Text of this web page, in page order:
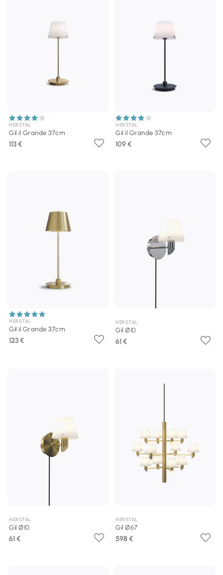
HERSTAL
Gil il Grande 37cm
113 €
HERSTAL
Gil il Grande 37cm
109 €
HERSTAL
Gil il Grande 37cm
123 €
HERSTAL
Gil Ø10
61 €
HERSTAL
Gil Ø10
61 €
HERSTAL
Gil Ø67
598 €